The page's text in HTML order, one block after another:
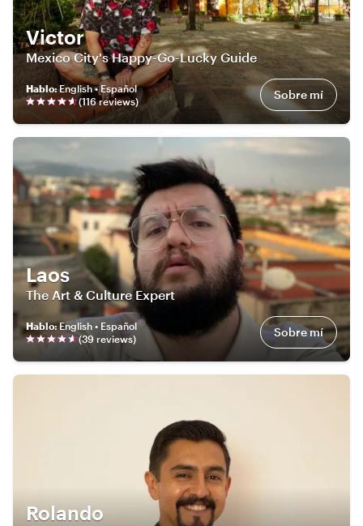
Victor
Mexico City's Happy-Go-Lucky Guide
Hablo:English • Español
(116reviews) Sobre mí
Laos
The Art & Culture Expert
Hablo: English • Español
(39 reviews) Sobre mí
Rolando